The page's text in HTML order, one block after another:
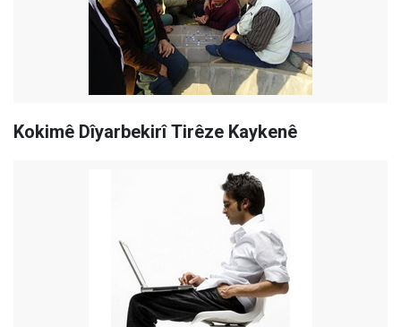
Kokimê Dîyarbekirî Tirêze Kaykenê